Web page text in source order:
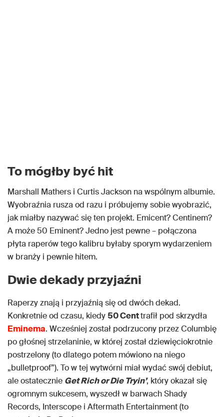
To mógłby być hit
Marshall Mathers i Curtis Jackson na wspólnym albumie.
Wyobraźnia rusza od razu i próbujemy sobie wyobrazić,
jak miałby nazywać się ten projekt. Emicent? Centinem?
A może 50 Eminent? Jedno jest pewne – połączona
płyta raperów tego kalibru byłaby sporym wydarzeniem
w branży i pewnie hitem.
Dwie dekady przyjaźni
Raperzy znają i przyjaźnią się od dwóch dekad.
Konkretnie od czasu, kiedy50 Centtrafił pod skrzydła
Eminema. Wcześniej został podrzucony przez Columbię
po głośnej strzelaninie, w której został dziewięciokrotnie
postrzelony (to dlatego potem mówiono na niego
„bulletproof”). To w tej wytwórni miał wydać swój debiut,
ale ostatecznie Get Rich or Die Tryin’, który okazał się
ogromnym sukcesem, wyszedł w barwach Shady
Records, Interscope i Aftermath Entertainment (to